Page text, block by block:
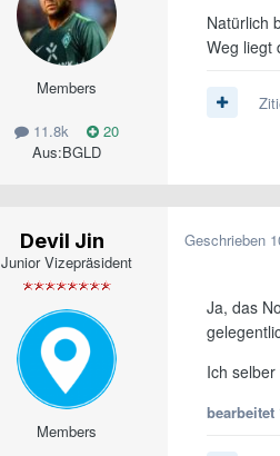
Members
11.8k
20
Aus:BGLD
Natürlich
Weg liegt
Devil Jin
Junior Vizepräsident
Members
Geschrieben
Ja, das
Ich
bearbeitet